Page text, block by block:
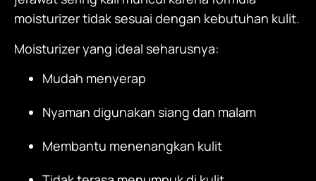
moisturizertidak sesuai dengan kebutuhan kulit.
Moisturizeryang ideal seharusnya:
Mudah menyerap
Nyaman digunakan siang dan malam
Membantu menenangkan kulit